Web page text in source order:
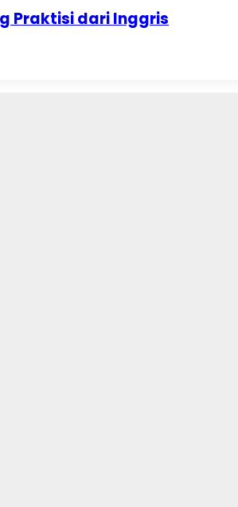
Praktisi dari Inggris